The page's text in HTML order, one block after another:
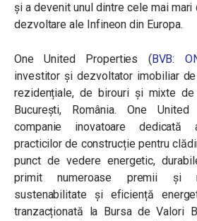
și a devenit unul dintre cele mai
dezvoltare ale Infineon din Europa.
One United Properties (BVB:
investitor și dezvoltator imobiliar
rezidențiale, de birouri și mixte
București, România. One
companie inovatoare dedicată
practicilor de construcție pentru
punct de vedere energetic,
primit numeroase premii și
sustenabilitate și eficiență
tranzacționată la Bursa de Valori